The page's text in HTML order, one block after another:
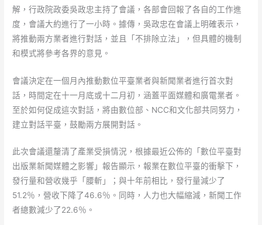
解，行政院政委吳政忠主持了會議，各部會回報了各自的工作進
度，會議大約進行了一小時。據傳，吳政忠在會議上明確表示，
將推動兩方業者進行對話，並且「不排除立法」，但具體的機制
和模式將參考各界的意見。
會議決定在一個月內推動數位平臺業者與新聞業者進行首次對
話，時間定在十一月底或十二月初，涵蓋平面媒體和廣電業者。
至於如何促成這次對話，將由數位部、NCC和文化部共同努力，
建立對話平臺，鼓勵兩方展開對話。
此次會議還釐清了產業受損情況，根據最近公佈的「數位平臺對
出版業新聞媒體之影響」報告顯示，報業在數位平臺的衝擊下，
發行量和營收幾乎「腰斬」；與十年前相比，發行量減少了
51.2％，營收下降了46.6％。同時，人力也大幅縮減，新聞工作
者總數減少了22.6％。